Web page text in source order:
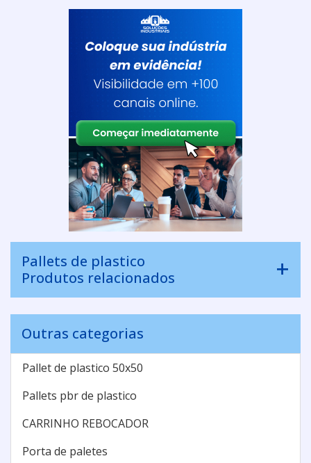
Pallets de plastico
Produtos relacionados
Outras categorias
Pallet de plastico 50x50
Pallets pbr de plastico
CARRINHO REBOCADOR
Porta de paletes